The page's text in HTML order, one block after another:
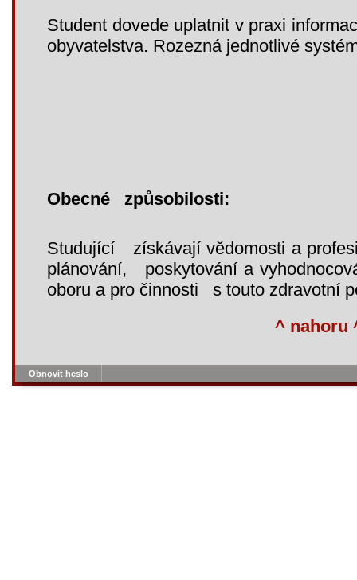
Student dovede uplatnit v praxi
obyvatelstva. Rozezná jednotlivé
Obecné způsobilosti:
Studující získávají vědomosti a
plánování, poskytování a
oboru a pro činnosti s touto zdravotní
^ nahoru
Obnovit heslo